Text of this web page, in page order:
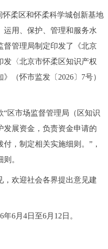
开
务 投资项目
务
谈 图说互动
柔区和怀柔科学城创新基地
运用、保护、管理和服务水
督管理局制定印发了《北京
发〈北京市怀柔区知识产权
（怀市监发〔2026〕7号）
市场监督管理局（区知识
发展资金，负责资金申请的
，制定相关实施细则。”，
。
欢迎社会各界提出意见建
6月4日至6月12日。